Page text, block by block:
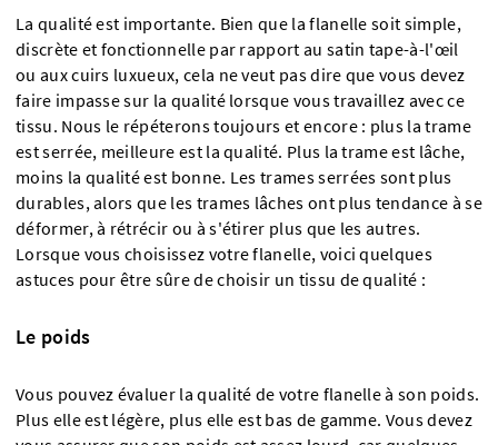
La qualité est importante. Bien que la flanelle soit simple,
discrète et fonctionnelle par rapport au satin tape-à-l'œil
ou aux cuirs luxueux, cela ne veut pas dire que vous devez
faire impasse sur la qualité lorsque vous travaillez avec ce
tissu. Nous le répéterons toujours et encore : plus la trame
est serrée, meilleure est la qualité. Plus la trame est lâche,
moins la qualité est bonne. Les trames serrées sont plus
durables, alors que les trames lâches ont plus tendance à se
déformer, à rétrécir ou à s'étirer plus que les autres.
Lorsque vous choisissez votre flanelle, voici quelques
astuces pour être sûre de choisir un tissu de qualité :
Le poids
Vous pouvez évaluer la qualité de votre flanelle à son poids.
Plus elle est légère, plus elle est bas de gamme. Vous devez